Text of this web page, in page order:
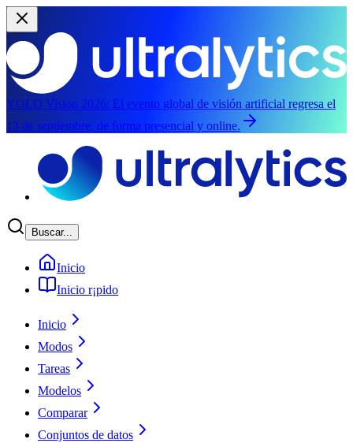
YOLO Vision 2026: El evento global de visión artificial regresa el
13 de septiembre, de forma presencial y online.
Buscar...
Inicio
Inicio r¡pido
Inicio
Modos
Tareas
Modelos
Comparar
Conjuntos de datos